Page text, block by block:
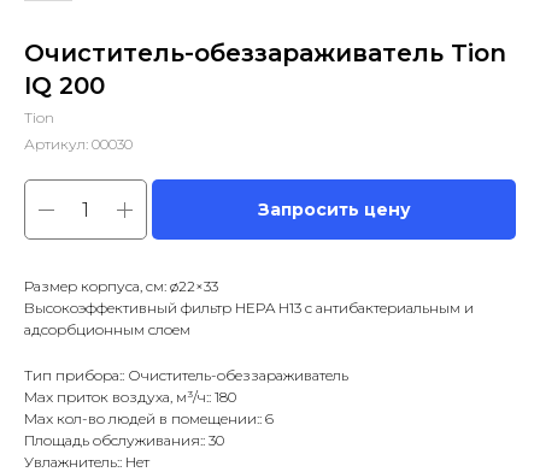
Очиститель-обеззараживатель Tion
IQ 200
Tion
Артикул: 00030
Запросить цену
Размер корпуса, см: ø22×33
Высокоэффективный фильтр HEPA H13 с антибактериальным и
адсорбционным слоем
Тип прибора:: Очиститель-обеззараживатель
Max приток воздуха, м³/ч:: 180
Max кол-во людей в помещении:: 6
Площадь обслуживания:: 30
Увлажнитель:: Нет